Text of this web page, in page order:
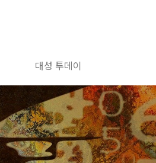
대성 투데이